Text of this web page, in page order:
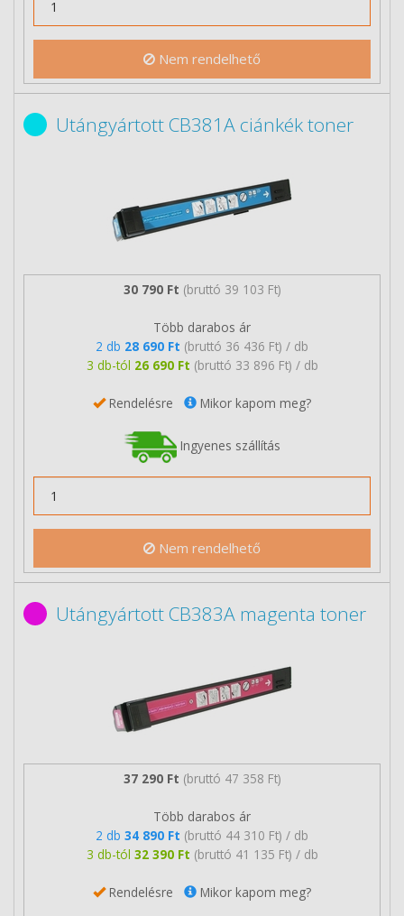
Nem rendelhető
Utángyártott CB381A ciánkék toner
30 790 Ft (bruttó 39 103 Ft)
Több darabos ár
2 db 28 690 Ft (bruttó 36 436 Ft) / db
3 db-tól 26 690 Ft (bruttó 33 896 Ft) / db
Rendelésre Mikor kapom meg?
Ingyenes szállítás
Nem rendelhető
Utángyártott CB383A magenta toner
37 290 Ft (bruttó 47 358 Ft)
Több darabos ár
2 db 34 890 Ft (bruttó 44 310 Ft) / db
3 db-tól 32 390 Ft (bruttó 41 135 Ft) / db
Rendelésre Mikor kapom meg?